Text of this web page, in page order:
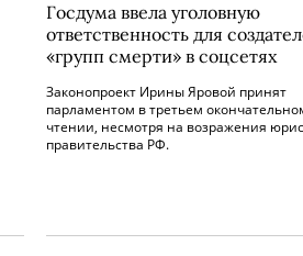
Госдума ввела уголовную
ответственность для
«групп смерти» в соцсетях
Законопроект Ирины Яровой принят
парламентом в третьем
чтении, несмотря на возражения
правительства РФ.